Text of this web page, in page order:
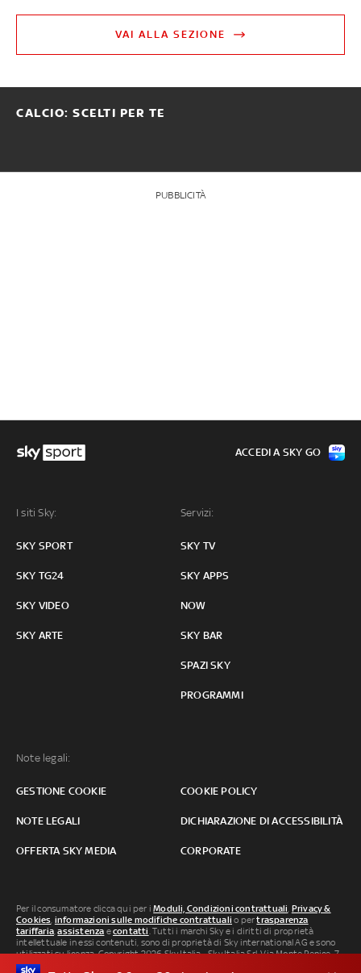
VAI ALLA SEZIONE
CALCIO: SCELTI PER TE
PUBBLICITÀ
I siti Sky:
SKY SPORT
SKY TG24
SKY VIDEO
SKY ARTE
Servizi:
SKY TV
SKY APPS
NOW
SKY BAR
SPAZI SKY
PROGRAMMI
Note legali:
GESTIONE COOKIE COOKIE POLICY
NOTE LEGALI DICHIARAZIONE DI ACCESSIBILITÀ
OFFERTA SKY MEDIA CORPORATE
ACCEDI A SKY GO
Per il consumatore clicca qui per iModuli, Condizioni contrattuali, Privacy &
Cookies, informazioni sulle modifiche contrattuali o pertrasparenza
tariffaria,assistenza econtatti. Tutti i marchi Sky e i diritti di proprietà
intellettuale in essi contenuti, sono di proprietà di Sky international AG e sono
utilizzati su licenza. Copyright 2026 Sky Italia - Sky Italia Srl Via Monte Penice, 7 -
20138 Milano P.IVA 04619241005. SkyTG24: ISSN 3035-1537 e SkySport: ISSN